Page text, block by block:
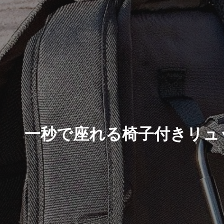
一秒で座れる椅子付きリ